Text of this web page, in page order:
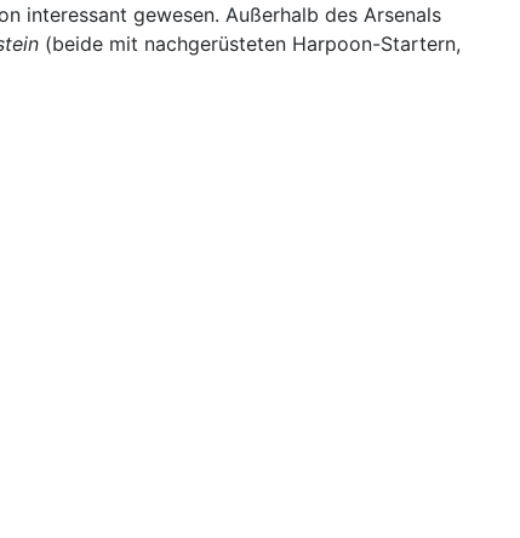
interessant gewesen. Außerhalb des Arsenals
(beide mit nachgerüsteten Harpoon-Startern,